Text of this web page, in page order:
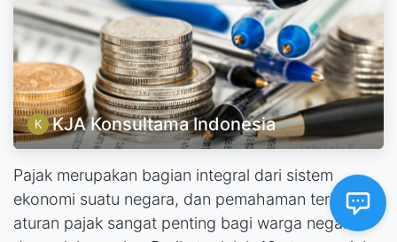
KJA Konsultama Indonesia
Pajak merupakan bagian integral dari sistem
ekonomi suatu negara, dan pemahaman terhadap
aturan pajak sangat penting bagi warga negara